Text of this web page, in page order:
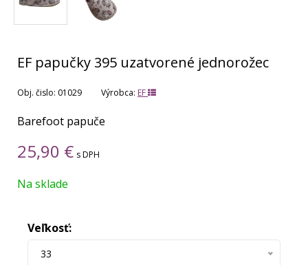
EF papučky 395 uzatvorené jednorožec
Obj. čislo: 01029 Výrobca: EF
Barefoot papuče
25,90 € s DPH
Na sklade
Veľkosť:
33